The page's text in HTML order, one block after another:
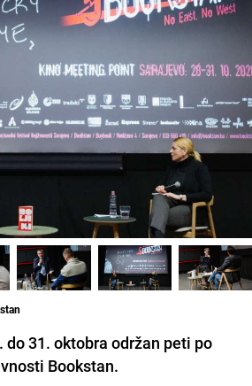
do 31. oktobra održan peti po
Bookstan.